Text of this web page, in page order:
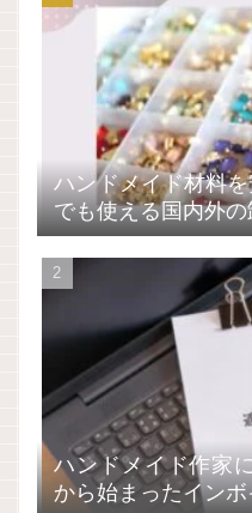
ハンドメイド材料
でも使える国内外
ハンドメイド作家
から始まったイン